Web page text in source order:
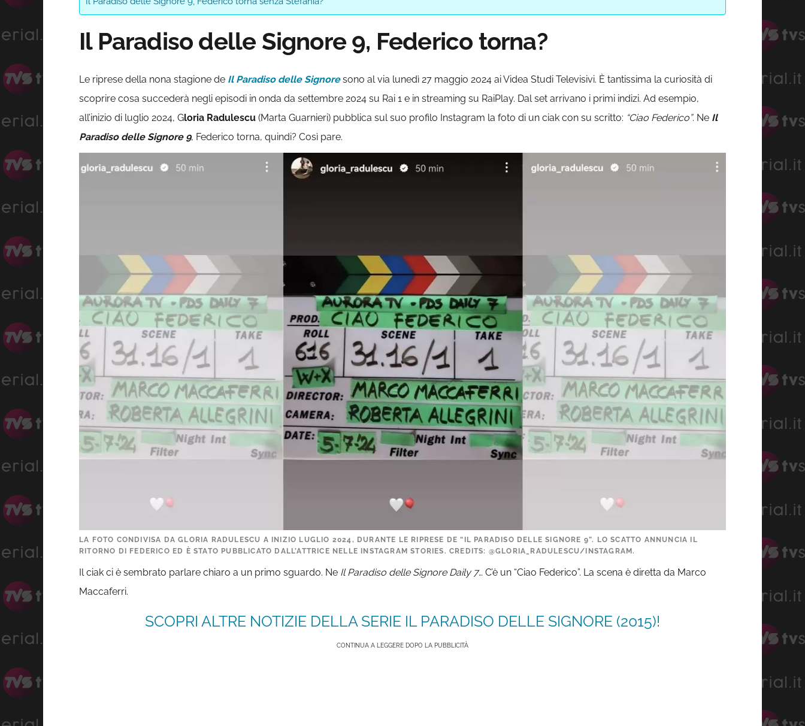
Il Paradiso delle Signore 9, Federico torna?
Le riprese della nona stagione de Il Paradiso delle Signore sono al via lunedì 27 maggio 2024 ai Videa Studi Televisivi. È tantissima la curiosità di
scoprire cosa succederà negli episodi in onda da settembre 2024 su Rai 1 e in streaming su RaiPlay. Dal set arrivano i primi indizi. Ad esempio,
all’inizio di luglio 2024, Gloria Radulescu (Marta Guarnieri) pubblica sul suo profilo Instagram la foto di un ciak con su scritto: “Ciao Federico”. Ne Il
Paradiso delle Signore 9, Federico torna, quindi? Così pare.
LA FOTO CONDIVISA DA GLORIA RADULESCU A INIZIO LUGLIO 2024, DURANTE LE RIPRESE DE “IL PARADISO DELLE SIGNORE 9”. LO SCATTO ANNUNCIA IL
RITORNO DI FEDERICO ED È STATO PUBBLICATO DALL’ATTRICE NELLE INSTAGRAM STORIES. CREDITS: @GLORIA_RADULESCU/INSTAGRAM.
Il ciak ci è sembrato parlare chiaro a un primo sguardo. Ne Il Paradiso delle Signore Daily 7… C’è un “Ciao Federico”. La scena è diretta da Marco
Maccaferri.
SCOPRI ALTRE NOTIZIE DELLA SERIE IL PARADISO DELLE SIGNORE (2015)!
CONTINUA A LEGGERE DOPO LA PUBBLICITÀ